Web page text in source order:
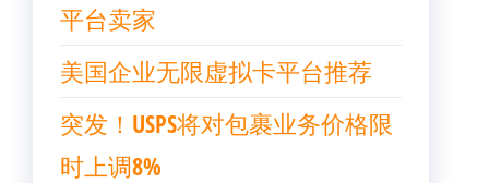
平台卖家
美国企业无限虚拟卡平台推荐
突发！USPS将对包裹业务价格限
时上调8%